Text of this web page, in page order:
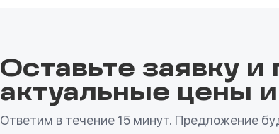
Оставьте заявку и
актуальные цены
Ответим в течение 15 минут. Предложение